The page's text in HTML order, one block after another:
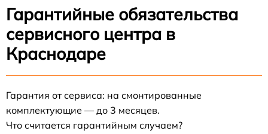
Гарантийные обязательства
сервисного центра в
Краснодаре
Гарантия от сервиса: на смонтированные
комплектующие — до 3 месяцев.
Что считается гарантийным случаем?